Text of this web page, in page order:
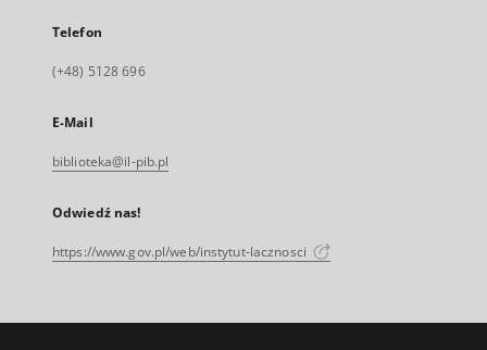
Telefon
(+48) 5128 696
E-Mail
biblioteka@il-pib.pl
Odwiedź nas!
https://www.gov.pl/web/instytut-lacznosci